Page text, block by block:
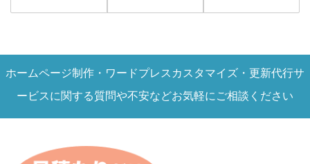
ホームページ制作・ワードプレスカスタマイズ・更新代行サ
ービスに関する質問や不安などお気軽にご相談ください